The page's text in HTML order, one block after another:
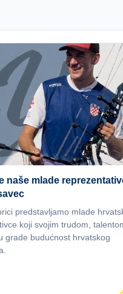
naše mlade
predstavljamo mlade
koji svojim trudom,
grade budućnost hrvatskog